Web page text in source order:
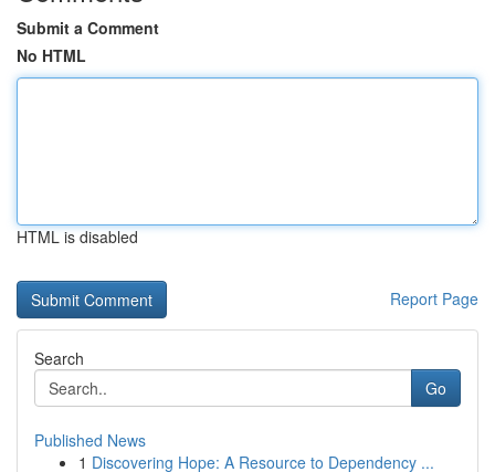
Submit a Comment
No HTML
HTML is disabled
Report Page
Search
Go
Published News
1 Discovering Hope: A Resource to Dependency ...